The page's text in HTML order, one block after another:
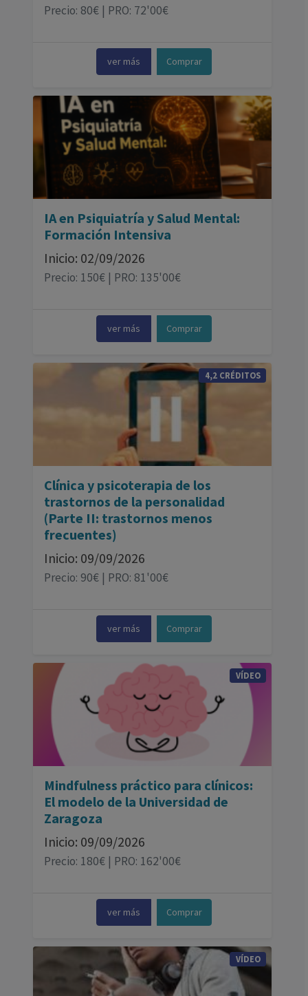
Precio: 80€ | PRO: 72'00€
ver más Comprar
IA en Psiquiatría y Salud Mental:
Formación Intensiva
Inicio: 02/09/2026
Precio: 150€ | PRO: 135'00€
ver más Comprar
4,2 CRÉDITOS
Clínica y psicoterapia de los
trastornos de la personalidad
(Parte II: trastornos menos
frecuentes)
Inicio: 09/09/2026
Precio: 90€ | PRO: 81'00€
ver más Comprar
VÍDEO
Mindfulness práctico para clínicos:
El modelo de la Universidad de
Zaragoza
Inicio: 09/09/2026
Precio: 180€ | PRO: 162'00€
ver más Comprar
VÍDEO